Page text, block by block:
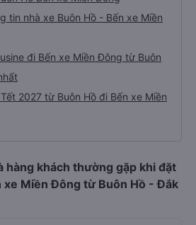
tin nhà xe Buôn Hồ - Bến xe Miền
đi Bến xe Miền Đông từ Buôn
2027 từ Buôn Hồ đi Bến xe Miền
hàng khách thường gặp khi đặt
xe Miền Đông từ Buôn Hồ - Đắk